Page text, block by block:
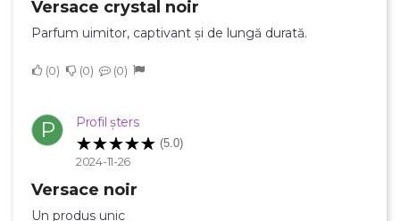
Versace crystal noir
Parfum uimitor, captivant și de lungă durată.
0 0 0
P Profil șters
(5.0)
2024-11-26
Versace noir
Un produs unic